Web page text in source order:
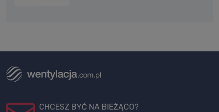
CHCESZ BYĆ NA BIEŻĄCO?